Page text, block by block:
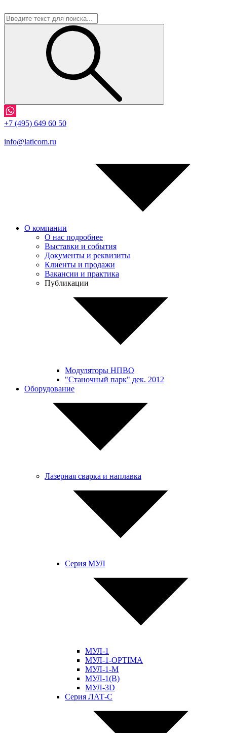
+7 (495) 649 60 50
info@laticom.ru
О компании
О нас подробнее
Выставки и события
Документы и реквизиты
Клиенты и продажи
Вакансии и практика
Публикации
Модуляторы НПВО
"Станочный парк" дек. 2012
Оборудование
Лазерная сварка и наплавка
Серия МУЛ
МУЛ-1
МУЛ-1-OPTIMA
МУЛ-1-М
МУЛ-1(В)
МУЛ-3D
Серия ЛАТ-С